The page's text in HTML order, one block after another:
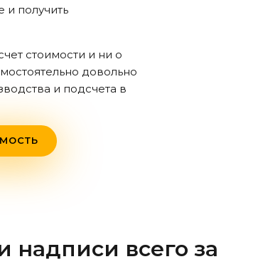
и получить
стоимости и ни о
довольно
и подсчета в
надписи всего за